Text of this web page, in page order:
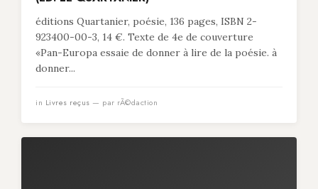
éditions Quartanier, poésie, 136 pages, ISBN 2-
923400-00-3, 14 €. Texte de 4e de couverture
«Pan-Europa essaie de donner à lire de la poésie. à
donner...
in Livres reçus — par rÃ©daction